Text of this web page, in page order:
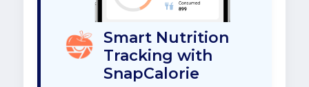
Smart Nutrition
Tracking with
SnapCalorie